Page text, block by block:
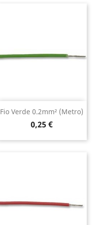
Fio Verde 0.2mm² (metro)
Preço
0,25 €